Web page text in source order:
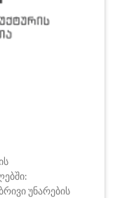
უნარების